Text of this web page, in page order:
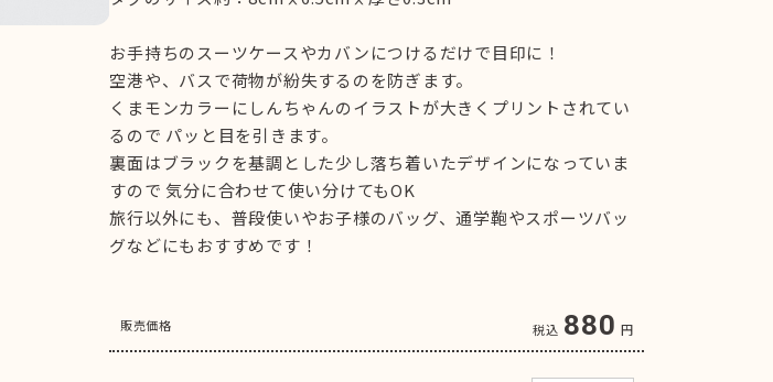
お手持ちのスーツケースやカバンにつけるだけで目印に！
空港や、バスで荷物が紛失するのを防ぎます。
くまモンカラーにしんちゃんのイラストが大きくプリントされてい
るので パッと目を引きます。
裏面はブラックを基調とした少し落ち着いたデザインになっていま
すので 気分に合わせて使い分けてもOK
旅行以外にも、普段使いやお子様のバッグ、通学鞄やスポーツバッ
グなどにもおすすめです！
販売価格 税込 880 円